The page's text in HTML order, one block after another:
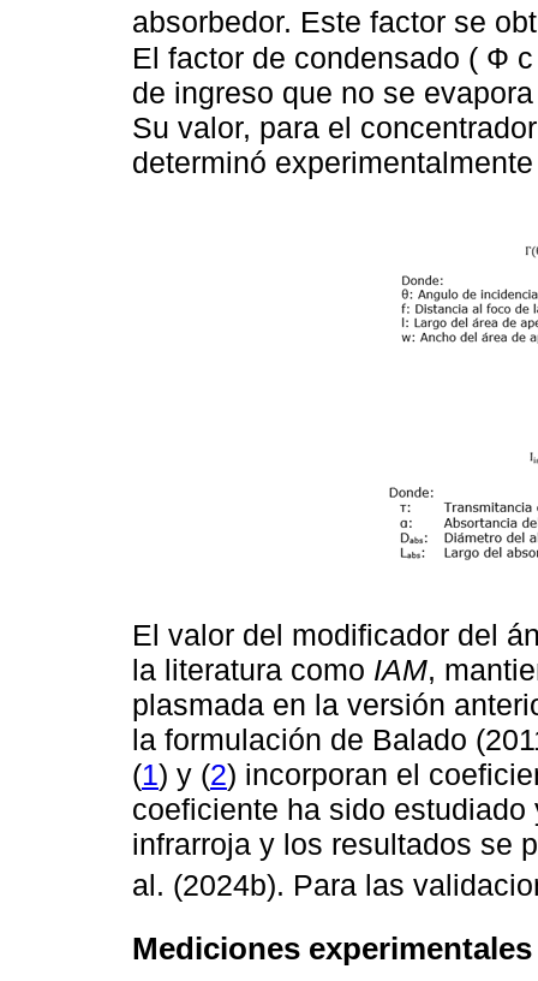
absorbedor. Este factor se
El factor de condensado ( Ф
de ingreso que no se
Su valor, para el
determinó
El valor del modificador del
la literatura como IAM,
plasmada en la versión
la formulación de Balado
(1) y (2) incorporan el
coeficiente ha sido
infrarroja y los resultados se
al. (2024b). Para las
Mediciones